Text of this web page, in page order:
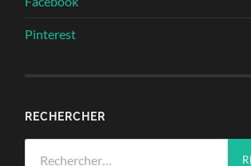
Pinterest
RECHERCHER